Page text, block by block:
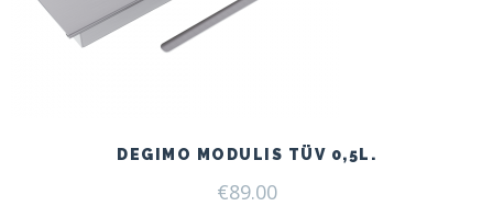
DEGIMO MODULIS TÜV 0,5L.
€89.00